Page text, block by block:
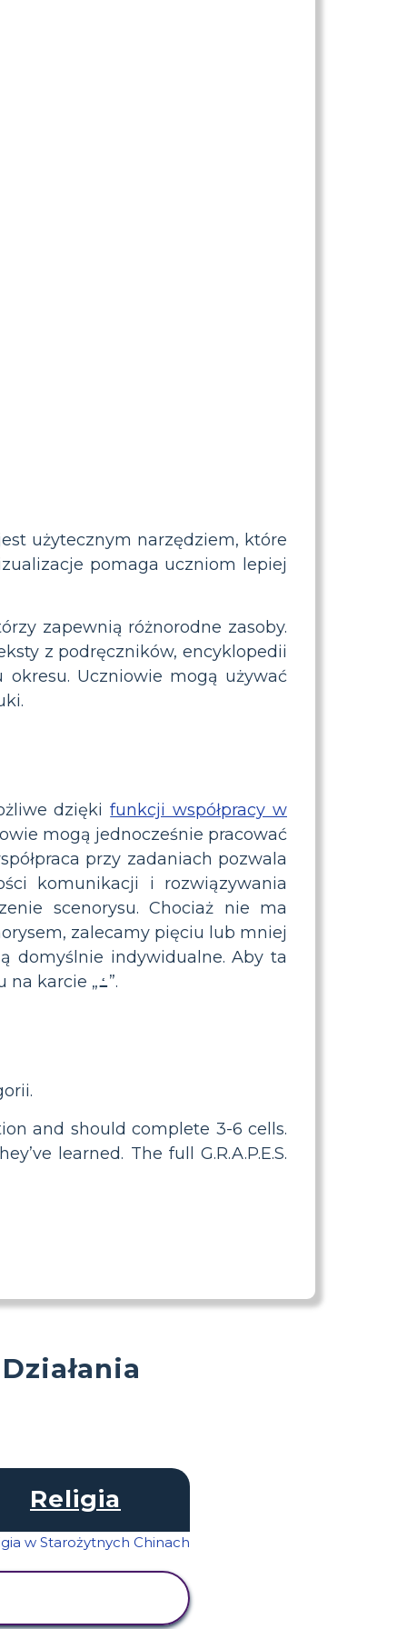
użytecznym narzędziem, które
pomaga uczniom lepiej
zapewnią różnorodne zasoby.
z podręczników, encyklopedii
Uczniowie mogą używać
dziękifunkcji współpracy w
mogą jednocześnie pracować
przy zadaniach pozwala
komunikacji i rozwiązywania
scenorysu. Chociaż nie ma
zalecamy pięciu lub mniej
domyślnie indywidualne. Aby ta
lekcja była oparta na współpracy, nauczyciele muszą włączyć współpracę przy zadaniu na karcie „ߑ”.
and should complete 3-6 cells.
learned. The full G.R.A.P.E.S.
Religia